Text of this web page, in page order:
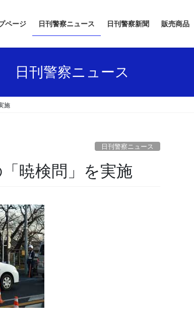
ページ 日刊警察ニュース 日刊警察新聞 販売商品
日刊警察ニュース
施
日刊警察ニュース
「暁検問」を実施